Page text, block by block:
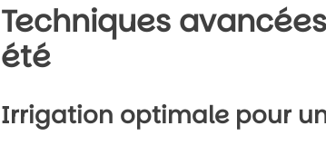
Techniques
été
Irrigation optimale pour